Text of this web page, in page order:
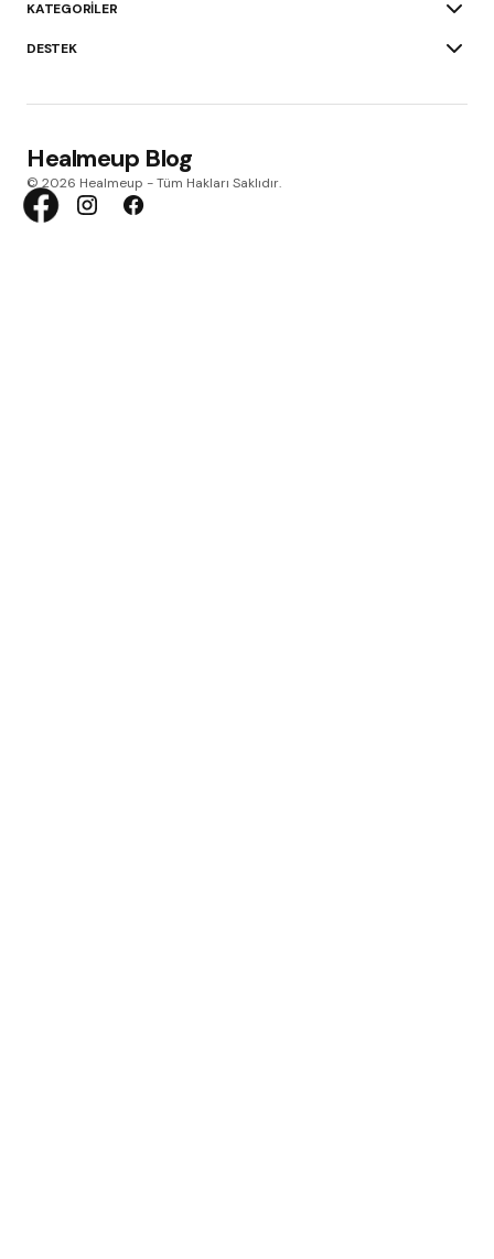
KATEGORILER
DESTEK
Healmeup Blog
© 2026 Healmeup - Tüm Hakları Saklıdır.